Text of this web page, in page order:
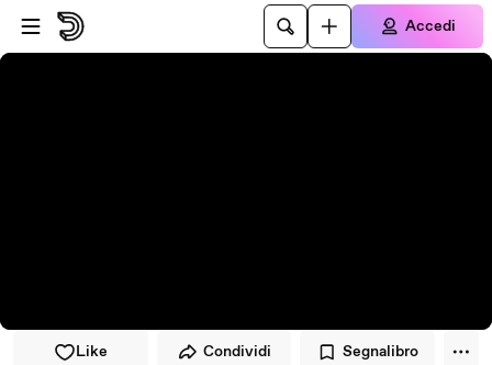
Vai al lettore
Passa al contenuto principale
Accedi
Like Condividi Segnalibro